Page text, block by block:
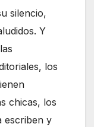
silencio,
Y
los
chicas, los
escriben y